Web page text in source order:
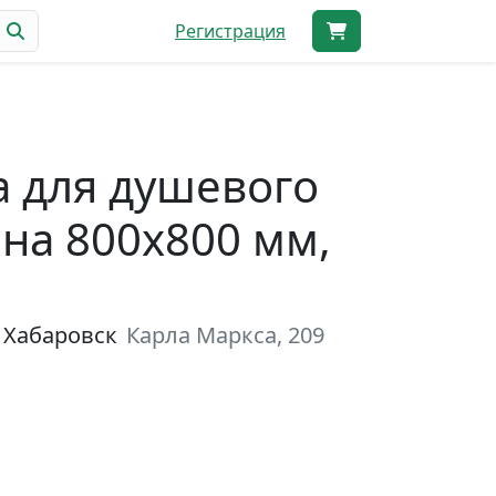
Регистрация
для душевого
800х800 мм,
Карла Маркса, 209